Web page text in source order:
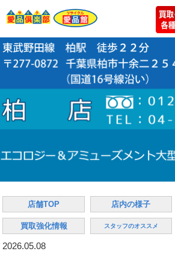
店舗TOP 店内の様子
買取強化情報 スタッフのオススメ
2026.05.08